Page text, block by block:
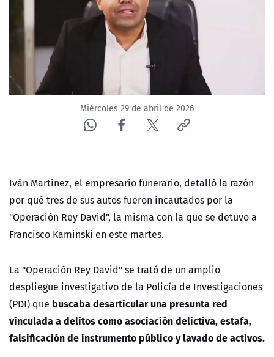
ACTUALIDAD Y TENDENCIAS
CORPORATIVO Y TRANSPARENCIA
CANAL DE DENUNCIAS
ÁREA DE PROYECTOS
Miércoles 29 de abril de 2026
Iván Martínez, el empresario funerario, detalló la razón
por qué tres de sus autos fueron incautados por la
"Operación Rey David", la misma con la que se detuvo a
Francisco Kaminski en este martes.
La "Operación Rey David"se trató de un amplio
despliegue investigativo de la Policía de Investigaciones
(PDI) que buscaba desarticular una presunta red
vinculada a delitos como asociación delictiva, estafa,
falsificación de instrumento público y lavado de activos.